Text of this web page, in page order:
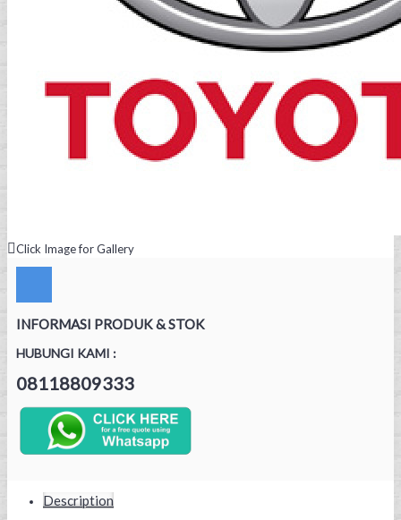
Click Image for Gallery
INFORMASI PRODUK & STOK
HUBUNGI KAMI :
08118809333
Description